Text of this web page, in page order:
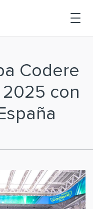
Codere
2025 con